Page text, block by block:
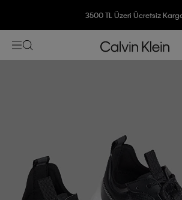
3500 TL Üzeri Ücretsiz
7500 TL Ve Üzeri Alışverişlerinizde 6